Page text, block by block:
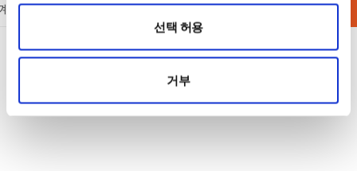
선택 허용
거부
측기 액세서리 배터리 충방전 테스트 단종제품